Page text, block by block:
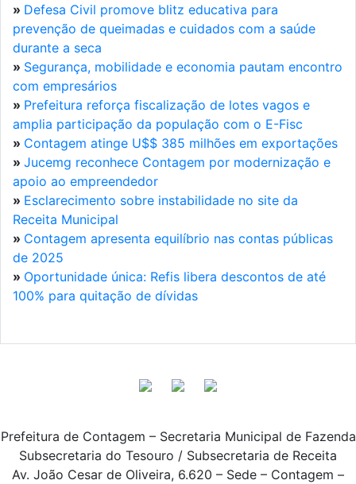
» Defesa Civil promove blitz educativa para
prevenção de queimadas e cuidados com a saúde
durante a seca
» Segurança, mobilidade e economia pautam encontro
com empresários
» Prefeitura reforça fiscalização de lotes vagos e
amplia participação da população com o E-Fisc
» Contagem atinge U$$ 385 milhões em exportações
» Jucemg reconhece Contagem por modernização e
apoio ao empreendedor
» Esclarecimento sobre instabilidade no site da
Receita Municipal
» Contagem apresenta equilíbrio nas contas públicas
de 2025
» Oportunidade única: Refis libera descontos de até
100% para quitação de dívidas
Prefeitura de Contagem – Secretaria Municipal de Fazenda
Subsecretaria do Tesouro / Subsecretaria de Receita
Av. João Cesar de Oliveira, 6.620 – Sede – Contagem –